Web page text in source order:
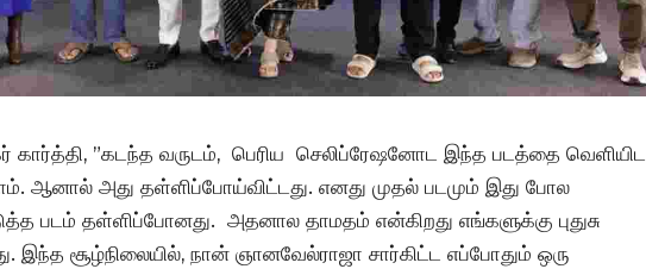
கார்த்தி, ”கடந்த வருடம், பெரிய செலிப்ரேஷனோட இந்த படத்தை வெளியிட
ஆனால் அது தள்ளிப்போய்விட்டது. எனது முதல் படமும் இது போல
படம் தள்ளிப்போனது. அதனால தாமதம் என்கிறது எங்களுக்கு புதுசு
இந்த சூழ்நிலையில், நான் ஞானவேல்ராஜா சார்கிட்ட எப்போதும் ஒரு